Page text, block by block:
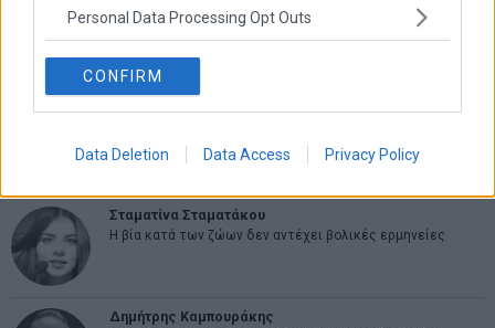
Personal Data Processing Opt Outs
CONFIRM
Data Deletion Data Access Privacy Policy
Ελευθερία Κούρταλη
Οι «τιμωροί» των ομολόγων επέστρεψαν
Εύη Φραγκάκη
Σταματίνα Σταματάκου
Η βία κατά των ζώων δεν αντέχει βολικές ερμηνείες
Δημήτρης Καμπουράκης